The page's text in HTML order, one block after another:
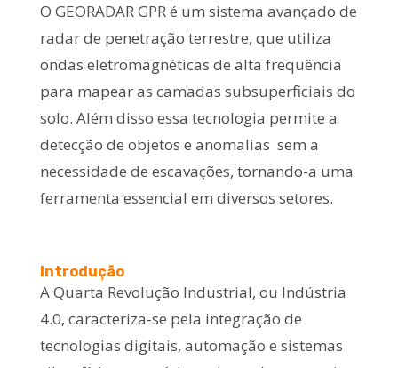
O GEORADAR GPR é um sistema avançado de
radar de penetração terrestre, que utiliza
ondas eletromagnéticas de alta frequência
para mapear as camadas subsuperficiais do
solo. Além disso essa tecnologia permite a
detecção de objetos e anomalias sem a
necessidade de escavações, tornando-a uma
ferramenta essencial em diversos setores.
Introdução
A Quarta Revolução Industrial, ou Indústria
4.0, caracteriza-se pela integração de
tecnologias digitais, automação e sistemas